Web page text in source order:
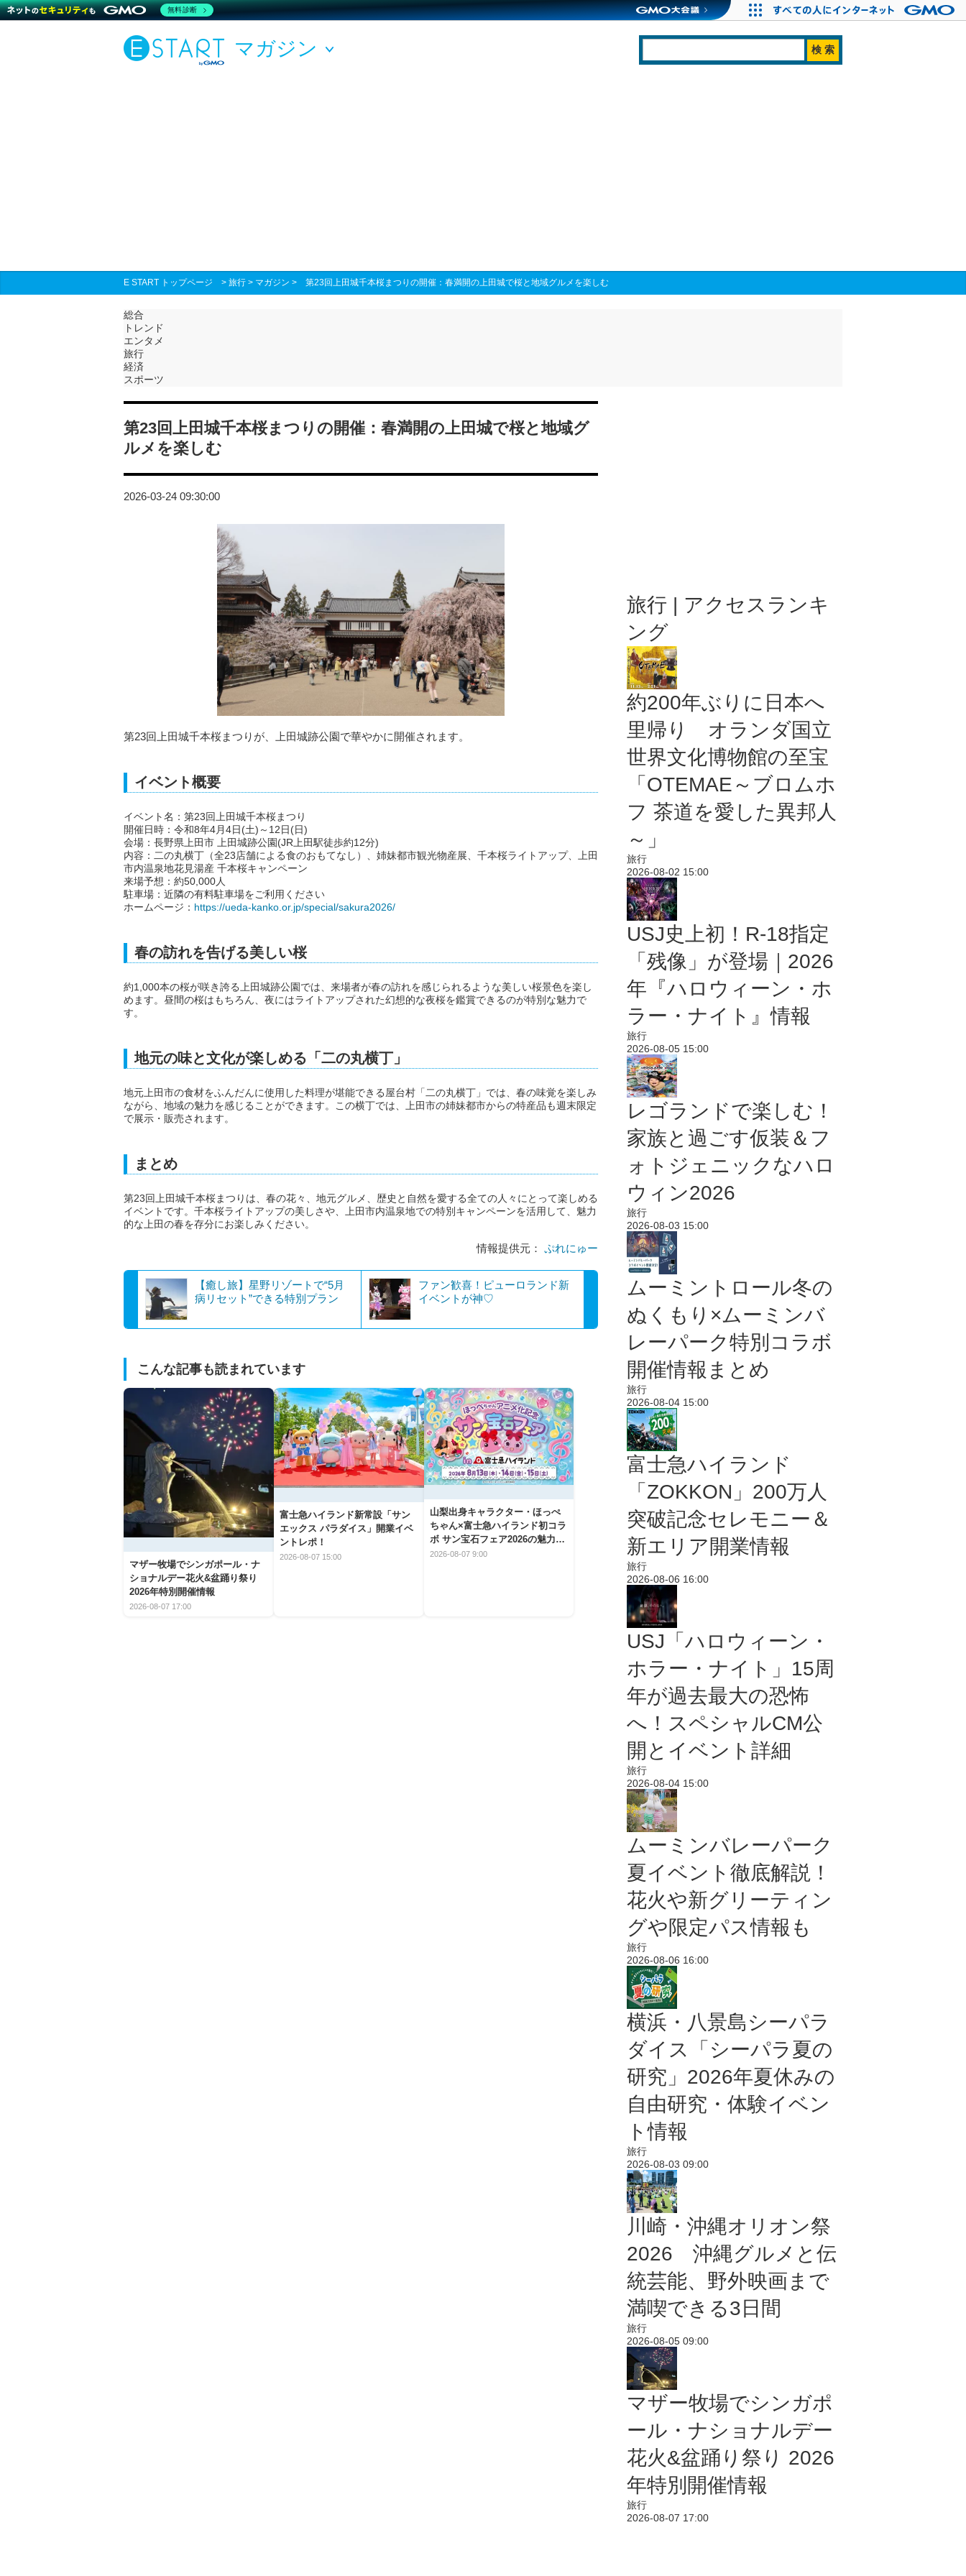
マガジン
E START トップページ > 旅行 > マガジン > 第23回上田城千本桜まつりの開催：春満開の上田城で桜と地域グルメを楽しむ
総合
トレンド
エンタメ
旅行
経済
スポーツ
第23回上田城千本桜まつりの開催：春満開の上田城で桜と地域グ
ルメを楽しむ
2026-03-24 09:30:00
第23回上田城千本桜まつりが、上田城跡公園で華やかに開催されます。
イベント概要
イベント名：第23回上田城千本桜まつり
開催日時：令和8年4月4日(土)～12日(日)
会場：長野県上田市 上田城跡公園(JR上田駅徒歩約12分)
内容：二の丸横丁（全23店舗による食のおもてなし）、姉妹都市観光物産展、千本桜ライトアップ、上田
市内温泉地花見湯産 千本桜キャンペーン
来場予想：約50,000人
駐車場：近隣の有料駐車場をご利用ください
ホームページ： https://ueda-kanko.or.jp/special/sakura2026/
春の訪れを告げる美しい桜
約1,000本の桜が咲き誇る上田城跡公園では、来場者が春の訪れを感じられるような美しい桜景色を楽し
めます。昼間の桜はもちろん、夜にはライトアップされた幻想的な夜桜を鑑賞できるのが特別な魅力で
す。
地元の味と文化が楽しめる「二の丸横丁」
地元上田市の食材をふんだんに使用した料理が堪能できる屋台村「二の丸横丁」では、春の味覚を楽しみ
ながら、地域の魅力を感じることができます。この横丁では、上田市の姉妹都市からの特産品も週末限定
で展示・販売されます。
まとめ
第23回上田城千本桜まつりは、春の花々、地元グルメ、歴史と自然を愛する全ての人々にとって楽しめる
イベントです。千本桜ライトアップの美しさや、上田市内温泉地での特別キャンペーンを活用して、魅力
的な上田の春を存分にお楽しみください。
情報提供元： ぷれにゅー
【癒し旅】星野リゾートで“5月
病リセット”できる特別プラン
ファン歓喜！ピューロランド新
イベントが神♡
こんな記事も読まれています
マザー牧場でシンガポール・ナ
ショナルデー花火&盆踊り祭り
2026年特別開催情報
2026-08-07 17:00
富士急ハイランド新常設「サン
エックス パラダイス」開業イベ
ントレポ！
2026-08-07 15:00
山梨出身キャラクター・ほっぺ
ちゃん×富士急ハイランド初コラ
ボ サン宝石フェア2026の魅力と
楽しみ方
2026-08-07 9:00
旅行 | アクセスランキ
ング
約200年ぶりに日本へ
里帰り オランダ国立
世界文化博物館の至宝
「OTEMAE～ブロムホ
フ 茶道を愛した異邦人
～」
旅行
2026-08-02 15:00
USJ史上初！R-18指定
「残像」が登場｜2026
年『ハロウィーン・ホ
ラー・ナイト』情報
旅行
2026-08-05 15:00
レゴランドで楽しむ！
家族と過ごす仮装＆フ
ォトジェニックなハロ
ウィン2026
旅行
2026-08-03 15:00
ムーミントロール冬の
ぬくもり×ムーミンバ
レーパーク特別コラボ
開催情報まとめ
旅行
2026-08-04 15:00
富士急ハイランド
「ZOKKON」200万人
突破記念セレモニー＆
新エリア開業情報
旅行
2026-08-06 16:00
USJ「ハロウィーン・
ホラー・ナイト」15周
年が過去最大の恐怖
へ！スペシャルCM公
開とイベント詳細
旅行
2026-08-04 15:00
ムーミンバレーパーク
夏イベント徹底解説！
花火や新グリーティン
グや限定パス情報も
旅行
2026-08-06 16:00
横浜・八景島シーパラ
ダイス「シーパラ夏の
研究」2026年夏休みの
自由研究・体験イベン
ト情報
旅行
2026-08-03 09:00
川崎・沖縄オリオン祭
2026 沖縄グルメと伝
統芸能、野外映画まで
満喫できる3日間
旅行
2026-08-05 09:00
マザー牧場でシンガポ
ール・ナショナルデー
花火&盆踊り祭り 2026
年特別開催情報
旅行
2026-08-07 17:00
無料診断